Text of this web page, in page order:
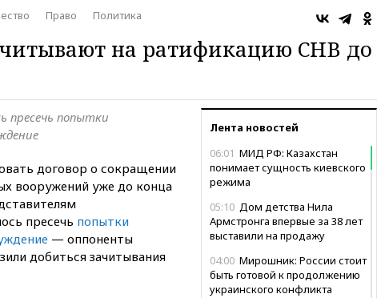
Право Политика
на ратификацию СНВ до
Лента новостей
06:01 МИД РФ: Казахстан
понимает сущность киевского
режима
05:10 Дом детства Нила
Армстронга впервые за 38 лет
выставили на продажу
04:00 Мирошник: России стоит
быть готовой к продолжению
украинского конфликта
пресечь попытки
договор о сокращении
вооружений уже до конца
пресечь попытки
— оппоненты
добиться зачитывания